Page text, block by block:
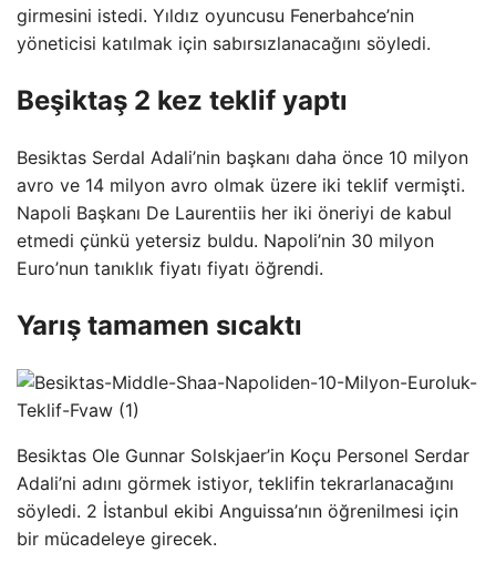
girmesini istedi. Yıldız oyuncusu Fenerbahce’nin
yöneticisi katılmak için sabırsızlanacağını söyledi.
Beşiktaş 2 kez teklif yaptı
Besiktas Serdal Adali’nin başkanı daha önce 10 milyon
avro ve 14 milyon avro olmak üzere iki teklif vermişti.
Napoli Başkanı De Laurentiis her iki öneriyi de kabul
etmedi çünkü yetersiz buldu. Napoli’nin 30 milyon
Euro’nun tanıklık fiyatı fiyatı öğrendi.
Yarış tamamen sıcaktı
Besiktas Ole Gunnar Solskjaer’in Koçu Personel Serdar
Adali’ni adını görmek istiyor, teklifin tekrarlanacağını
söyledi. 2 İstanbul ekibi Anguissa’nın öğrenilmesi için
bir mücadeleye girecek.